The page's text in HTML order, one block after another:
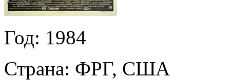
Год: 1984
Страна: ФРГ, США